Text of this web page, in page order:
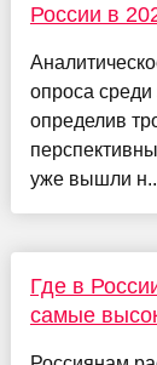
России в
опроса среди
определив
уже вышли
Где в
самые